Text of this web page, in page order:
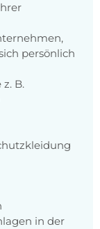
persönlich
B.
in der